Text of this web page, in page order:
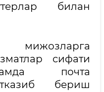
билан
сифати
почта
бериш